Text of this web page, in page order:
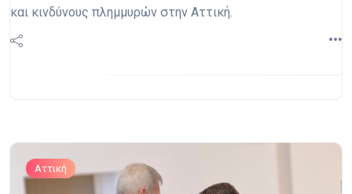
και κινδύνους πλημμυρών στην Αττική.
Αττική